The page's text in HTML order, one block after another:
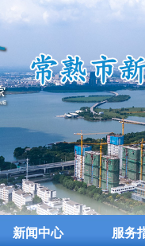
新闻中心 服务